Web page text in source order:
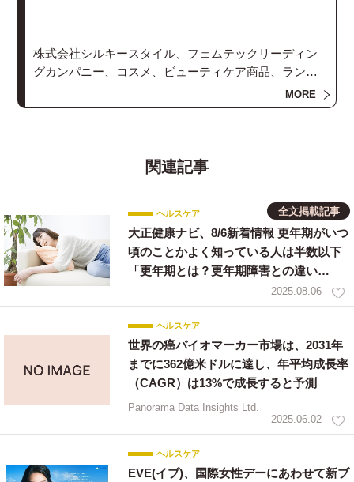
株式会社シルキースタイル、フェムテックリーディン
グカンパニー、コスメ、ビューティケア商品、ランジ
ェリーのプロデュースやテレビ・カタログ通販への商
品提案を展開。商品開発やモニター・モデルのキャス
MORE
関連記事
ヘルスケア 全文掲載記事
大正健康ナビ、8/6新着情報 更年期がいつ
頃のことかよく知っている人は半数以下
「更年期とは？更年期障害との違い
2025.08.06
ヘルスケア
世界の癌バイオマーカー市場は、2031年
までに362億米ドルに達し、年平均成長率
（CAGR）は13%で成長すると予測
Panorama Data Insights Ltd.
2025.06.02
ヘルスケア
EVE(イブ)、国際女性デーにあわせて新ブ